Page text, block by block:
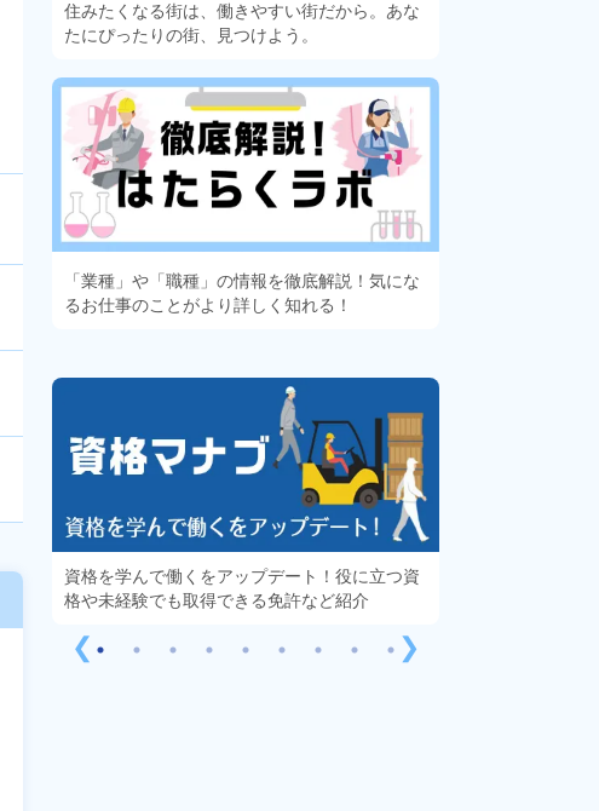
住みたくなる街は、働きやすい街だから。あな
たにぴったりの街、見つけよう。
「業種」や「職種」の情報を徹底解説！気にな
るお仕事のことがより詳しく知れる！
❮
資格を学んで働くをアップデート！役に立つ資
格や未経験でも取得できる免許など紹介
❯